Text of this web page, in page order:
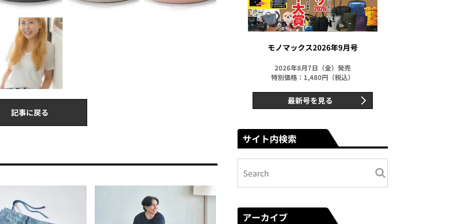
記事に戻る
モノマックス2026年9月号
2026年8月7日（金）発売
特別価格：1,480円（税込）
最新号を見る
サイト内検索
アーカイブ